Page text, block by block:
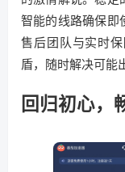
智能的线路确保即
售后团队与实时
盾，随时解决可能
回归初心，